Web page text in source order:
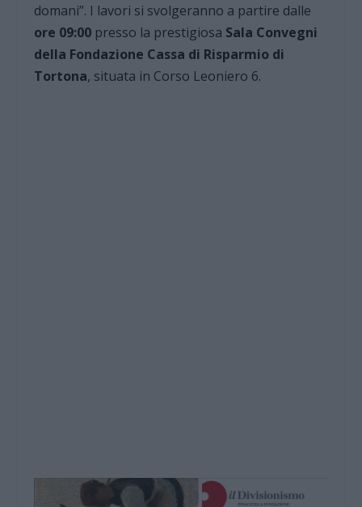
domani”. I lavori si svolgeranno a partire dalle
ore 09:00 presso la prestigiosa Sala Convegni
della Fondazione Cassa di Risparmio di
Tortona, situata in Corso Leoniero 6.